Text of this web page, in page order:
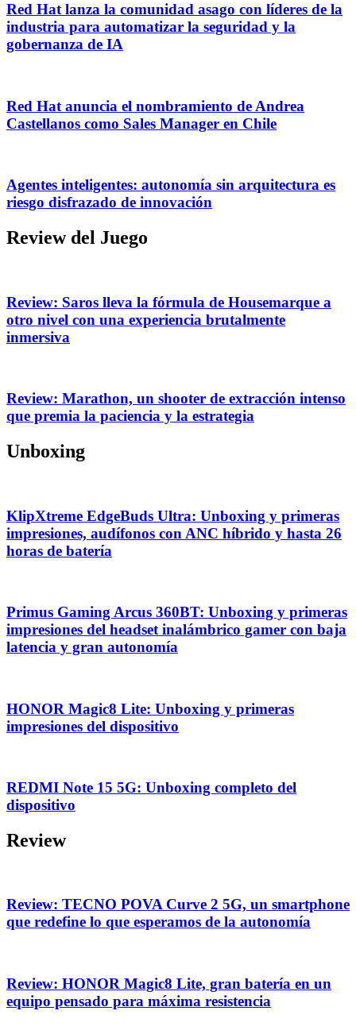
Red Hat lanza la comunidad asago con líderes de la
industria para automatizar la seguridad y la
gobernanza de IA
Red Hat anuncia el nombramiento de Andrea
Castellanos como Sales Manager en Chile
Agentes inteligentes: autonomía sin arquitectura es
riesgo disfrazado de innovación
Review del Juego
Review: Saros lleva la fórmula de Housemarque a
otro nivel con una experiencia brutalmente
inmersiva
Review: Marathon, un shooter de extracción intenso
que premia la paciencia y la estrategia
Unboxing
KlipXtreme EdgeBuds Ultra: Unboxing y primeras
impresiones, audífonos con ANC híbrido y hasta 26
horas de batería
Primus Gaming Arcus 360BT: Unboxing y primeras
impresiones del headset inalámbrico gamer con baja
latencia y gran autonomía
HONOR Magic8 Lite: Unboxing y primeras
impresiones del dispositivo
REDMI Note 15 5G: Unboxing completo del
dispositivo
Review
Review: TECNO POVA Curve 2 5G, un smartphone
que redefine lo que esperamos de la autonomía
Review: HONOR Magic8 Lite, gran batería en un
equipo pensado para máxima resistencia